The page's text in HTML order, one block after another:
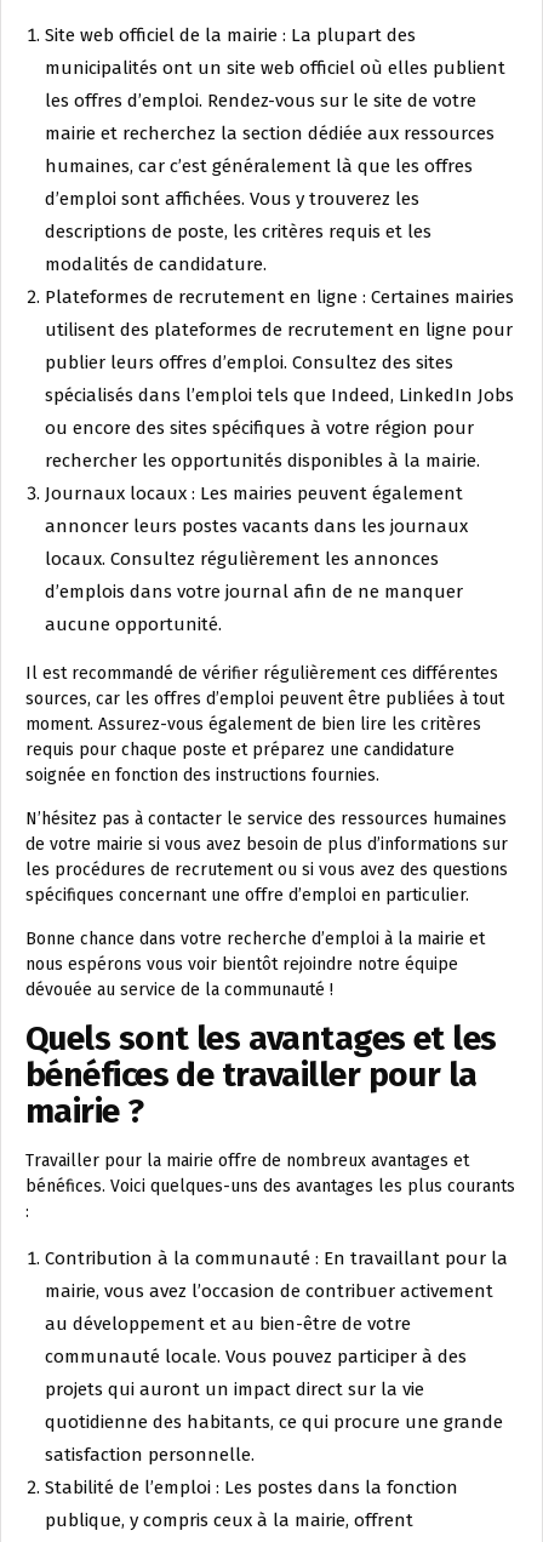
Site web officiel de la mairie : La plupart des
municipalités ont un site web officiel où elles publient
les offres d’emploi. Rendez-vous sur le site de votre
mairie et recherchez la section dédiée aux ressources
humaines, car c’est généralement là que les offres
d’emploi sont affichées. Vous y trouverez les
descriptions de poste, les critères requis et les
modalités de candidature.
Plateformes de recrutement en ligne : Certaines mairies
utilisent des plateformes de recrutement en ligne pour
publier leurs offres d’emploi. Consultez des sites
spécialisés dans l’emploi tels que Indeed, LinkedIn Jobs
ou encore des sites spécifiques à votre région pour
rechercher les opportunités disponibles à la mairie.
Journaux locaux : Les mairies peuvent également
annoncer leurs postes vacants dans les journaux
locaux. Consultez régulièrement les annonces
d’emplois dans votre journal afin de ne manquer
aucune opportunité.
Il est recommandé de vérifier régulièrement ces différentes
sources, car les offres d’emploi peuvent être publiées à tout
moment. Assurez-vous également de bien lire les critères
requis pour chaque poste et préparez une candidature
soignée en fonction des instructions fournies.
N’hésitez pas à contacter le service des ressources humaines
de votre mairie si vous avez besoin de plus d’informations sur
les procédures de recrutement ou si vous avez des questions
spécifiques concernant une offre d’emploi en particulier.
Bonne chance dans votre recherche d’emploi à la mairie et
nous espérons vous voir bientôt rejoindre notre équipe
dévouée au service de la communauté !
Quels sont les avantages et les
bénéfices de travailler pour la
mairie ?
Travailler pour la mairie offre de nombreux avantages et
bénéfices. Voici quelques-uns des avantages les plus courants
:
Contribution à la communauté : En travaillant pour la
mairie, vous avez l’occasion de contribuer activement
au développement et au bien-être de votre
communauté locale. Vous pouvez participer à des
projets qui auront un impact direct sur la vie
quotidienne des habitants, ce qui procure une grande
satisfaction personnelle.
Stabilité de l’emploi : Les postes dans la fonction
publique, y compris ceux à la mairie, offrent